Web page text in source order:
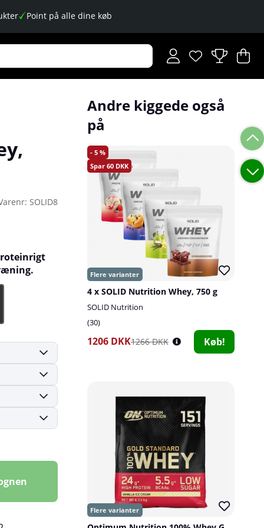
Point på alle dine køb
Ønskeliste
Antal på
.
.
SOLID8
Andre kiggede også
på
5
60
4 x SOLID Nutrition Whey, 750 g
SOLID Nutrition
30
1206 DKK1266 DKK Køb!